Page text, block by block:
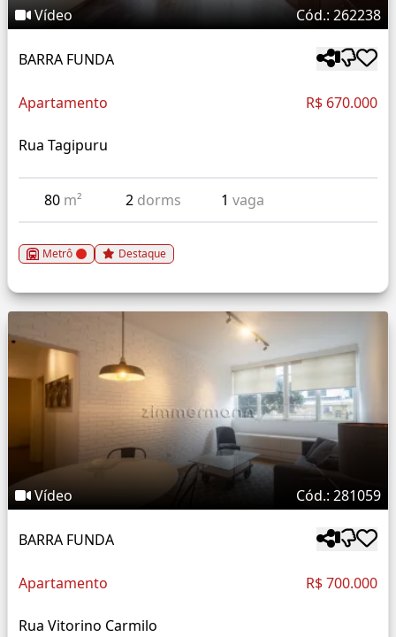
Vídeo Cód.: 262238
BARRA FUNDA
Apartamento R$ 670.000
Rua Tagipuru
80 m² 2 dorms 1vaga
Metrô Destaque
Vídeo Cód.: 281059
BARRA FUNDA
Apartamento R$ 700.000
Rua Vitorino Carmilo